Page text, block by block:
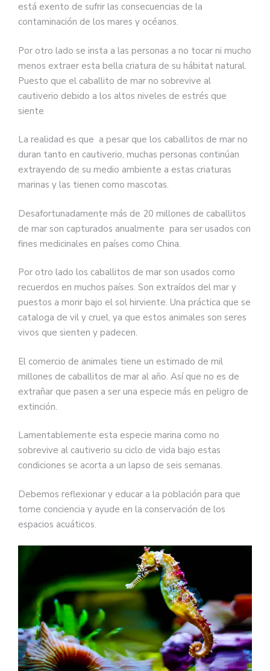
está exento de sufrir las consecuencias de la
contaminación de los mares y océanos.
Por otro lado se insta a las personas a no tocar ni mucho
menos extraer esta bella criatura de su hábitat natural.
Puesto que el caballito de mar no sobrevive al
cautiverio debido a los altos niveles de estrés que
siente
La realidad es que a pesar que los caballitos de mar no
duran tanto en cautiverio, muchas personas continúan
extrayendo de su medio ambiente a estas criaturas
marinas y las tienen como mascotas.
Desafortunadamente más de 20 millones de caballitos
de mar son capturados anualmente para ser usados con
fines medicinales en países como China.
Por otro lado los caballitos de mar son usados como
recuerdos en muchos países. Son extraídos del mar y
puestos a morir bajo el sol hirviente. Una práctica que se
cataloga de vil y cruel, ya que estos animales son seres
vivos que sienten y padecen.
El comercio de animales tiene un estimado de mil
millones de caballitos de mar al año. Así que no es de
extrañar que pasen a ser una especie más en peligro de
extinción.
Lamentablemente esta especie marina como no
sobrevive al cautiverio su ciclo de vida bajo estas
condiciones se acorta a un lapso de seis semanas.
Debemos reflexionar y educar a la población para que
tome conciencia y ayude en la conservación de los
espacios acuáticos.